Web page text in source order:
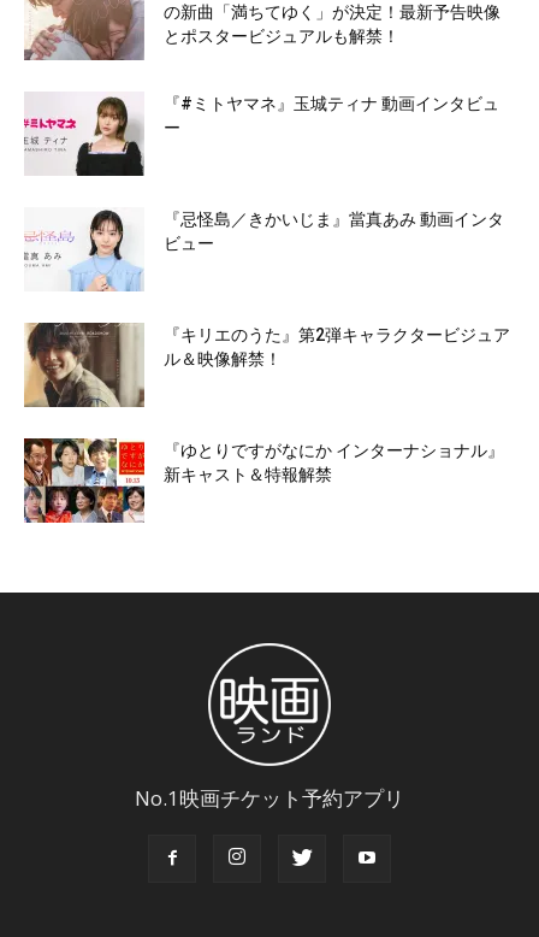
の新曲「満ちてゆく」が決定！最新予告映像
とポスタービジュアルも解禁！
『#ミトヤマネ』玉城ティナ 動画インタビュ
ー
『忌怪島／きかいじま』當真あみ 動画インタ
ビュー
『キリエのうた』第2弾キャラクタービジュア
ル＆映像解禁！
『ゆとりですがなにか インターナショナル』
新キャスト＆特報解禁
No.1映画チケット予約アプリ